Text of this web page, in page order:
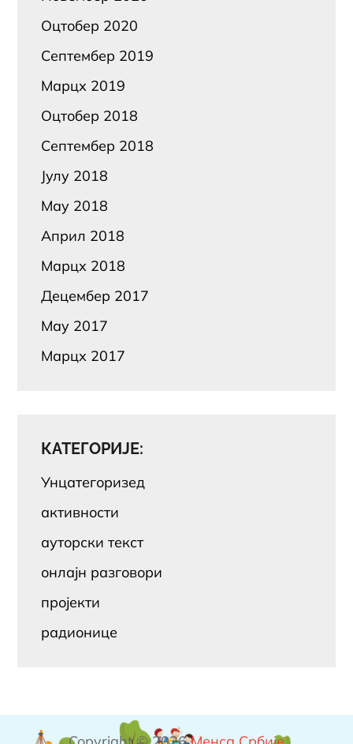
Оцтобер 2020
Септембер 2019
Марцх 2019
Оцтобер 2018
Септембер 2018
Јулy 2018
Маy 2018
Април 2018
Марцх 2018
Децембер 2017
Маy 2017
Марцх 2017
КАТЕГОРИЈЕ:
Унцатегоризед
активности
ауторски текст
онлајн разговори
пројекти
радионице